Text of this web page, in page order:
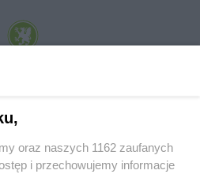
o.o. Internetowy Serwis Informacyjny Miasta
oraz naszych 1162 zaufanych
i przechowujemy informacje